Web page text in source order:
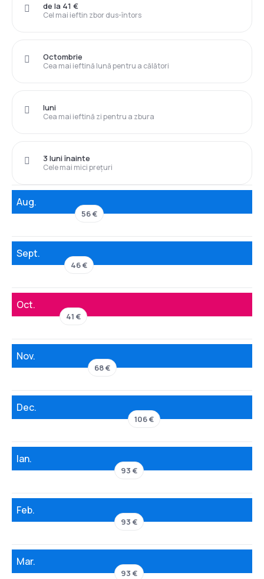
Cel mai ieftin zbor dus-întors
de la 41 €
Cea mai ieftină lună pentru a călători
Octombrie
Cea mai ieftină zi pentru a zbura
luni
Cele mai mici prețuri
3 luni înainte
Aug.
56 €
Sept.
46 €
Oct.
41 €
Nov.
68 €
Dec.
106 €
Ian.
93 €
Feb.
93 €
Mar.
93 €